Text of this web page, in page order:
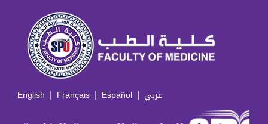
English | Français | Español | عربي